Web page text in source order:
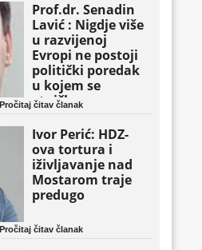
Prof.dr. Senadin
Lavić : Nigdje više
u razvijenoj
Evropi ne postoji
politički poredak
u kojem se
etničke grupe
pojavljuju kao
osnovne političke
jedinice
Pročitaj čitav članak
Ivor Perić: HDZ-
ova tortura i
iživljavanje nad
Mostarom traje
predugo
Pročitaj čitav članak